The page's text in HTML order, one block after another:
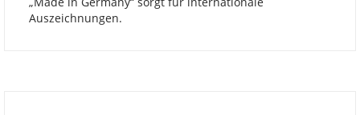
Auszeichnungen.